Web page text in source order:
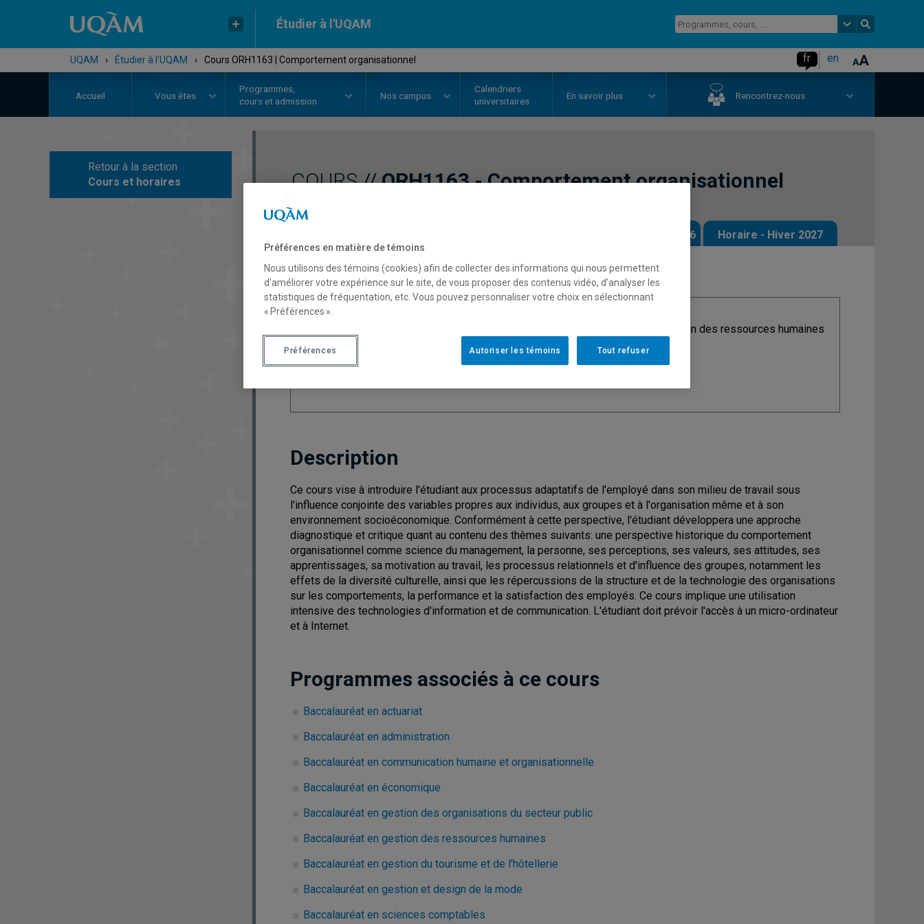
Étudier à l'UQAM
UQAM › Étudier à l'UQAM › Cours ORH1163 | Comportement organisationnel fr en
Accueil Vous êtes
Programmes,
cours et admission
Nos campus
Calendriers
universitaires
En savoir plus Rencontrez-nous
Retour à la section
Cours et horaires
COURS// ORH1163-Comportement organisationnel
Horaire - Automne 2026 Horaire - Hiver 2027
Type de cours
: Organisation des ressources humaines
Description
Ce cours vise à introduire l'étudiant aux processus adaptatifs de l'employé dans son milieu de travail sous
l'influence conjointe des variables propres aux individus, aux groupes et à l'organisation même et à son
environnement socioéconomique. Conformément à cette perspective, l'étudiant développera une approche
diagnostique et critique quant au contenu des thèmes suivants: une perspective historique du comportement
organisationnel comme science du management, la personne, ses perceptions, ses valeurs, ses attitudes, ses
apprentissages, sa motivation au travail, les processus relationnels et d'influence des groupes, notamment les
effets de la diversité culturelle, ainsi que les répercussions de la structure et de la technologie des organisations
sur les comportements, la performance et la satisfaction des employés. Ce cours implique une utilisation
intensive des technologies d'information et de communication. L'étudiant doit prévoir l'accès à un micro-ordinateur
et à Internet.
Programmes associés à ce cours
Baccalauréat en actuariat
Baccalauréat en administration
Baccalauréat en communication humaine et organisationnelle
Baccalauréat en économique
Baccalauréat en gestion des organisations du secteur public
Baccalauréat en gestion des ressources humaines
Baccalauréat en gestion du tourisme et de l'hôtellerie
Baccalauréat en gestion et design de la mode
Baccalauréat en sciences comptables
Préférences en matière de témoins
Nous utilisons des témoins (cookies) afin de collecter des informations qui nous permettent
d’améliorer votre expérience sur le site, de vous proposer des contenus vidéo, d’analyser les
statistiques de fréquentation, etc. Vous pouvez personnaliser votre choix en sélectionnant
« Préférences ».
Tout refuser
Autoriser les témoins
Préférences